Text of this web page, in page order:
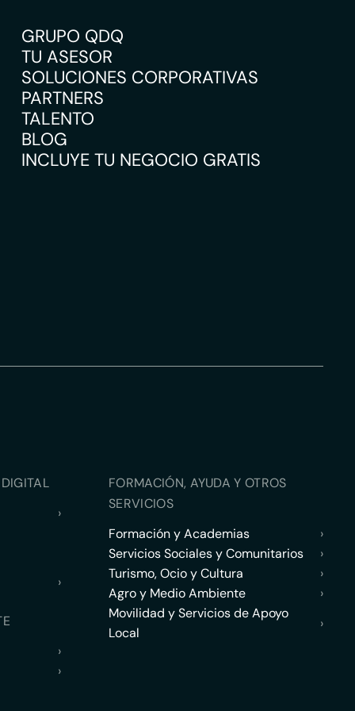
GRUPO QDQ
TU ASESOR
SOLUCIONES CORPORATIVAS
PARTNERS
TALENTO
BLOG
INCLUYE TU NEGOCIO GRATIS
›
›
›
›
FORMACIÓN, AYUDA Y OTROS
SERVICIOS
Formación y Academias
›
Servicios Sociales y Comunitarios
›
Turismo, Ocio y Cultura
›
Agro y Medio Ambiente
›
Movilidad y Servicios de Apoyo
Local
›